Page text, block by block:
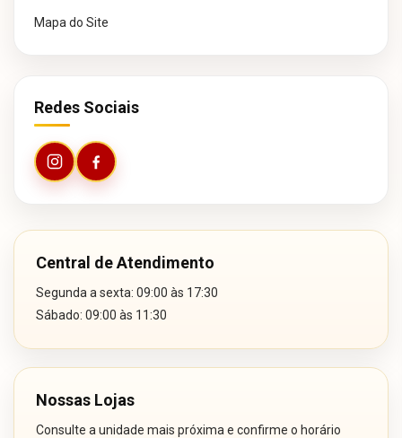
Mapa do Site
Redes Sociais
Central de Atendimento
Segunda a sexta: 09:00 às 17:30
Sábado: 09:00 às 11:30
Nossas Lojas
Consulte a unidade mais próxima e confirme o horário